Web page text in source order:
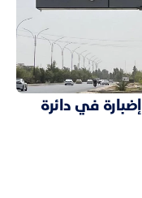
النزاهة تضبط تلاعباً وتزويراً بـ 46 إضبارة في دائرة